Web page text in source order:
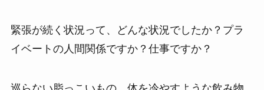
緊張が続く状況って、どんな状況でしたか？プラ
イベートの人間関係ですか？仕事ですか？